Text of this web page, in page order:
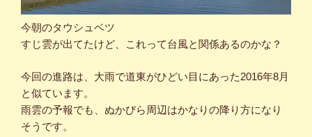
今朝のタウシュベツ
すじ雲が出てたけど、これって台風と関係あるのかな？
今回の進路は、大雨で道東がひどい目にあった2016年8月
と似ています。
雨雲の予報でも、ぬかびら周辺はかなりの降り方になり
そうです。